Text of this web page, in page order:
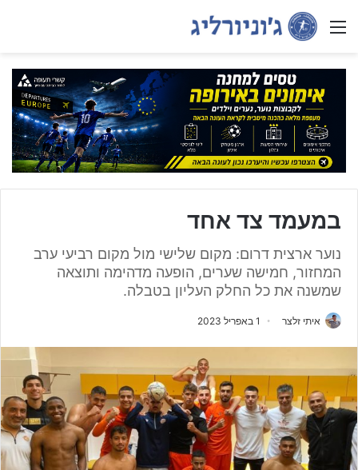
Menu
במעמד צד אחד
נוער ארצית דרום: מקום שלישי מול מקום רביעי ערב
המחזור, חמישה שערים, הופעה מדהימה ותוצאה
שמשנה את כל החלק העליון בטבלה.
איתי זלצר 1 באפריל 2023